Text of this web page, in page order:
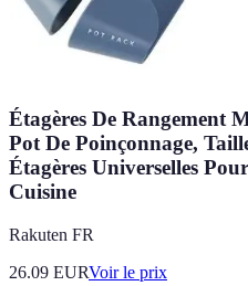
Étagères De Rangement
Pot De Poinçonnage,
Étagères Universelles
Cuisine
Rakuten FR
26.09 EURVoir le prix